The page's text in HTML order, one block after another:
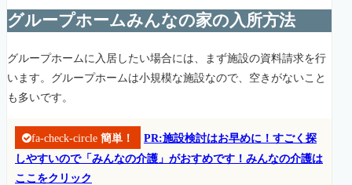
グループホームみんなの家の入所方法
グループホームに入居したい場合には、まず施設の資料請求を行
います。グループホームは小規模な施設なので、空きがないこと
も多いです。
fa-check-circle 簡単！
PR:施設検討はお早めに！すごく探
しやすいので「みんなの介護」がおすめです！みんなの介護は
ここをクリック